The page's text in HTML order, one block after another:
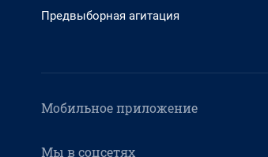
Предвыборная агитация
Мобильное приложение
Мы в соцсетях